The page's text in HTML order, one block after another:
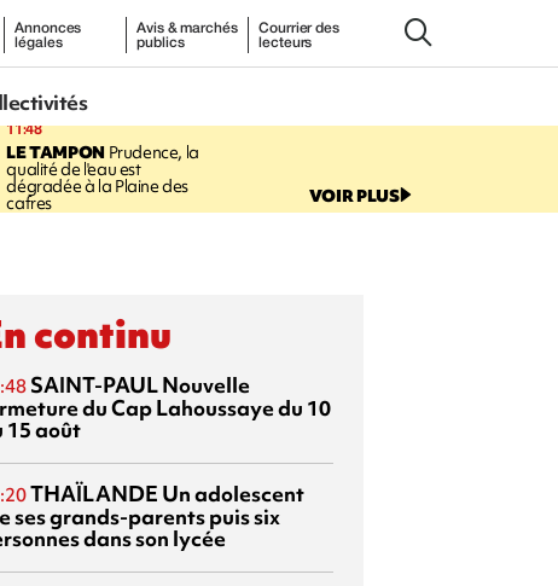
Annonces
légales
Avis & marchés
publics
Courrier des
lecteurs
11:48
LE TAMPONPrudence, la
qualité de l'eau est
dégradée à la Plaine des
cafres VOIR PLUS
continu
SAINT-PAULNouvelle
du Cap Lahoussaye du 10
15 août
THAÏLANDE Un adolescent
ses grands-parents puis six
dans son lycée